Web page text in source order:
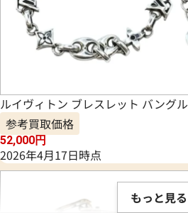
ルイヴィトン ブレスレット バングル
参考買取価格
52,000円
2026年4月17日時点
もっと見る